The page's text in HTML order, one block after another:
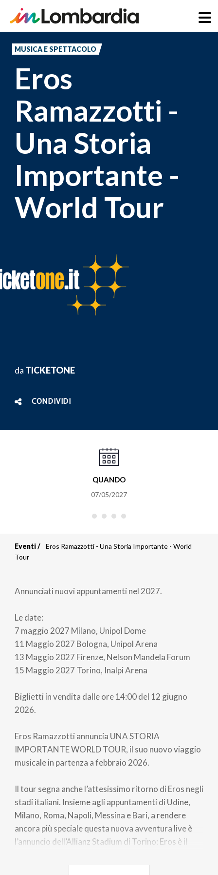
principale
MUSICA E SPETTACOLO
Eros
Ramazzotti -
Una Storia
Importante -
World Tour
da TICKETONE
CONDIVIDI
QUANDO
07/05/2027
Briciole
pane
Eventi
Eros Ramazzotti - Una Storia Importante - World
Tour
Annunciati nuovi appuntamenti nel 2027.
Le date:
7 maggio 2027 Milano, Unipol Dome
11 Maggio 2027 Bologna, Unipol Arena
13 Maggio 2027 Firenze, Nelson Mandela Forum
15 Maggio 2027 Torino, Inalpi Arena
Biglietti in vendita dalle ore 14:00 del 12 giugno
2026.
Eros Ramazzotti annuncia UNA STORIA
IMPORTANTE WORLD TOUR, il suo nuovo viaggio
musicale in partenza a febbraio 2026.
Il tour segna anche l’attesissimo ritorno di Eros negli
stadi italiani. Insieme agli appuntamenti di Udine,
Milano, Roma, Napoli, Messina e Bari, a rendere
ancora più speciale questa nuova avventura live è
l’annuncio dell’Allianz Stadium di Torino: Eros è il
della Juventus, segnando un debutto assoluto per la